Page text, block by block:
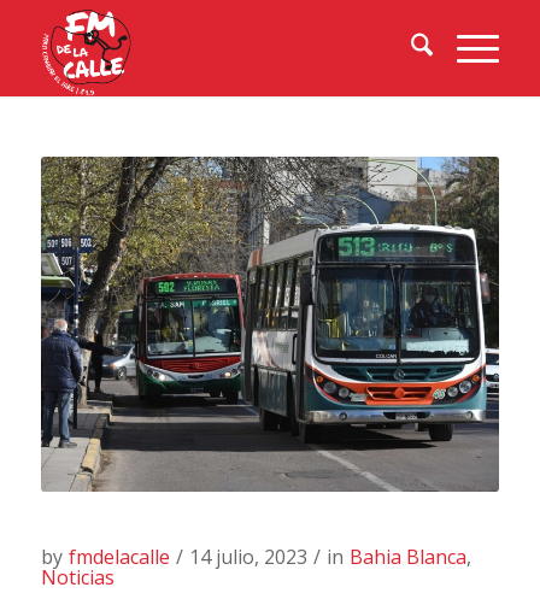
by fmdelacalle / 14 julio, 2023 / in Bahia Blanca,
Noticias